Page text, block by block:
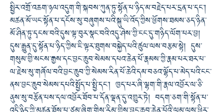
སྤྱིར་འགྲོ་འཆག་ཉལ་འདུག་གི་སྐབས་ཀུན་ཏུ་སྟོན་པ་ཉིད་མ་བརྗེད་པར་དྲན་པ་དང་།
མཚན་མོ་ཡང་སྟོན་པ་དངོས་སུ་བཞུགས་པའི་སྐུ་ཡི་འོད་ཀྱིས་ཕྱོགས་ཐམས་ཅད་ཉིན་
མོ་ཤིན་ཏུ་དྭངས་བའི་དུས་ལྟ་བུར་སྣང་བའི་འདུ་ཤེས་ཀྱི་ངང་དུ་གཉིད་ལོག་པར་བྱ།
དུས་རྒྱུན་དུ་སྟོན་པ་ཉིད་ཀྱིས་ཇི་ལྟར་ཐུགས་བསྐྱེད་པའི་ཚུལ་ལས་བརྩམ་སྟེ། དུས་
གསུམ་གྱི་སངས་རྒྱས་དང་བྱང་ཆུབ་སེམས་དཔའ་ཆེན་པོ་རྣམས་ཀྱི་རྣམ་པར་ཐར་པ་
ལ་རྗེས་སུ་གཞོལ་བའི་བྱང་ཆུབ་ཀྱི་སེམས་རིན་པོ་ཆེའི་དམ་བཅའ་ལྷོད་པ་མེད་པའི་ངང་
ནས་བྱང་ཆུབ་སེམས་དཔའི་སྤྱོད་པ་སྤྱི་དང་། ཁྱད་པར་ཞི་ལྷག་གི་རྣལ་འབྱོར་ལ་ཅི་
ནུས་སུ་བརྩོན་པས་དལ་འབྱོར་ཐོབ་པ་དོན་ལྡན་དུ་འགྱུར་ཏེ། བདག་ཅག་གི་སྟོན་པ་